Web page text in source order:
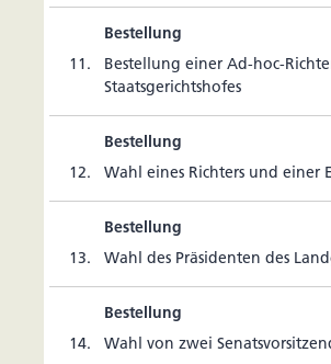
Bestellung
11.
Bes­tel­lung einer Ad-hoc-
Staatsgerichtshofes
Bestellung
12.
Wahl eines Rich­ters und einer
Bestellung
13.
Wahl des Prä­si­denten des
Bestellung
14.
Wahl von zwei